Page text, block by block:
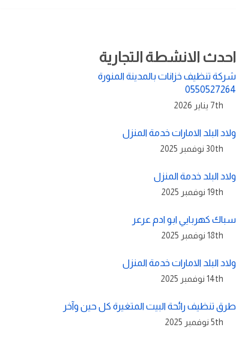
احدث الانشطة التجارية
شركة تنظيف خزانات بالمدينة المنورة
0550527264
7th يناير 2026
ولاد البلد الامارات خدمة المنزل
30th نوفمبر 2025
ولاد البلد خدمة المنزل
19th نوفمبر 2025
سباك كهربايي ابو ادم عرعر
18th نوفمبر 2025
ولاد البلد الامارات خدمة المنزل
14th نوفمبر 2025
طرق تنظيف رائحة البيت المتغيرة كل حين وآخر
5th نوفمبر 2025